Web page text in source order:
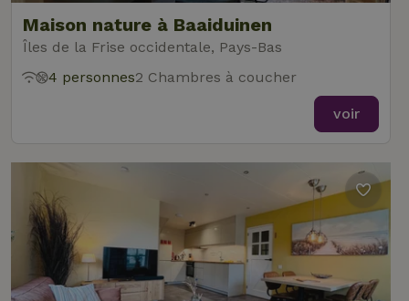
Maison nature à Baaiduinen
Îles de la Frise occidentale, Pays-Bas
4 personnes2 Chambres à coucher
voir